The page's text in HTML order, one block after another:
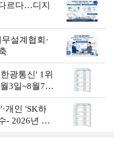
르다…디지
설계협회·
광통신' 1위
3일~8월7
개인 'SK하
- 2026년 8